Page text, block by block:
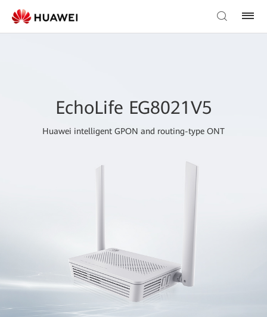
EchoLife EG8021V5
Huawei intelligent GPON and routing-type ONT